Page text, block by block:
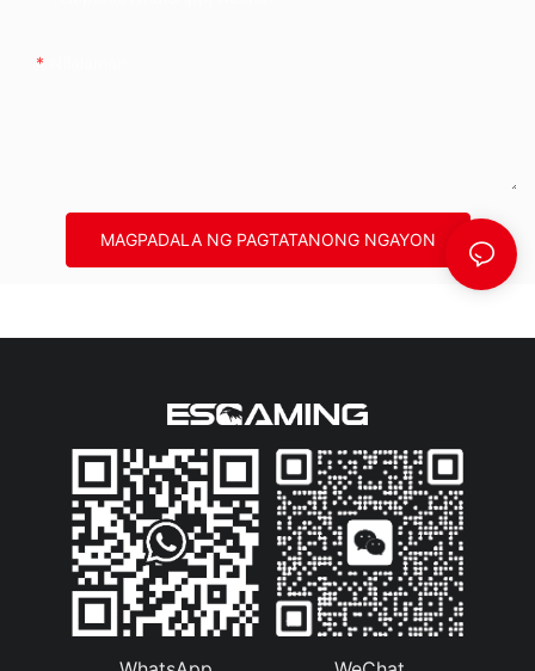
MAGPADALA NG PAGTATANONG NGAYON